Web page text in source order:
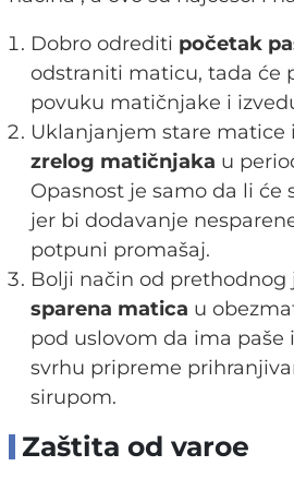
Dobro odrediti početak
odstraniti maticu, tada će
povuku matičnjake i
Uklanjanjem stare matice i
zrelog matičnjaka u
Opasnost je samo da li će
jer bi dodavanje
potpuni promašaj.
Bolji način od prethodnog
sparena matica u
pod uslovom da ima paše
svrhu pripreme
sirupom.
Zaštita od varoe